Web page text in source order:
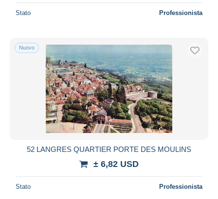
Stato Professionista
Nuovo
52 LANGRES QUARTIER PORTE DES MOULINS
± 6,82 USD
Stato Professionista